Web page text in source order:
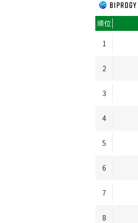
順位
1
2
3
4
5
6
7
8